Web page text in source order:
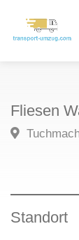
Fliesen
Standort